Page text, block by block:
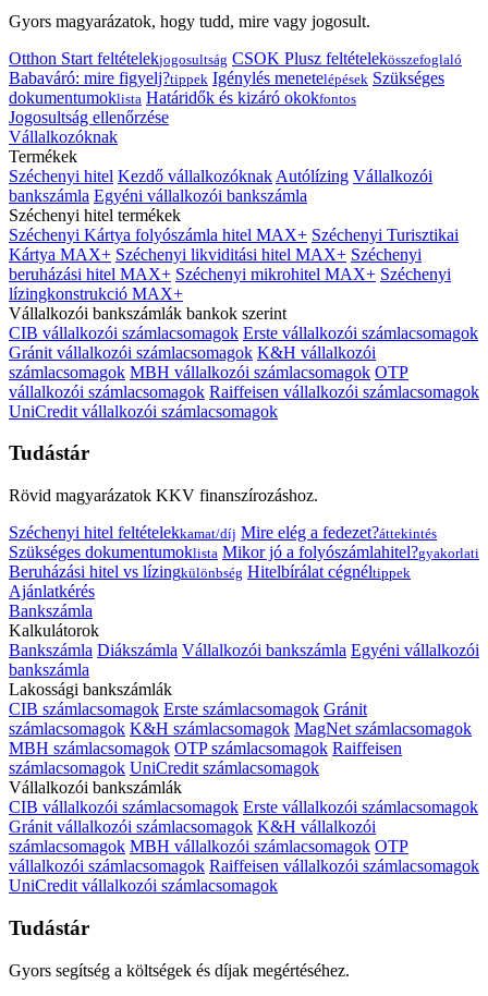
Gyors magyarázatok, hogy tudd, mire vagy jogosult.
Otthon Start feltételekjogosultság CSOK Plusz feltételekösszefoglaló
Babaváró: mire figyelj?tippek Igénylés menetelépések Szükséges
dokumentumoklista Határidők és kizáró okokfontos
Jogosultság ellenőrzése
Vállalkozóknak
Termékek
Széchenyi hitel Kezdő vállalkozóknak Autólízing Vállalkozói
bankszámla Egyéni vállalkozói bankszámla
Széchenyi hitel termékek
Széchenyi Kártya folyószámla hitel MAX+ Széchenyi Turisztikai
Kártya MAX+ Széchenyi likviditási hitel MAX+ Széchenyi
beruházási hitel MAX+ Széchenyi mikrohitel MAX+ Széchenyi
lízingkonstrukció MAX+
Vállalkozói bankszámlák bankok szerint
CIB vállalkozói számlacsomagok Erste vállalkozói számlacsomagok
Gránit vállalkozói számlacsomagok K&H vállalkozói
számlacsomagok MBH vállalkozói számlacsomagok OTP
vállalkozói számlacsomagok Raiffeisen vállalkozói számlacsomagok
UniCredit vállalkozói számlacsomagok
Tudástár
Rövid magyarázatok KKV finanszírozáshoz.
Széchenyi hitel feltételekkamat/díj Mire elég a fedezet?áttekintés
Szükséges dokumentumoklista Mikor jó a folyószámlahitel?gyakorlati
Beruházási hitel vs lízingkülönbség Hitelbírálat cégnéltippek
Ajánlatkérés
Bankszámla
Kalkulátorok
Bankszámla Diákszámla Vállalkozói bankszámla Egyéni vállalkozói
bankszámla
Lakossági bankszámlák
CIB számlacsomagok Erste számlacsomagok Gránit
számlacsomagok K&H számlacsomagok MagNet számlacsomagok
MBH számlacsomagok OTP számlacsomagok Raiffeisen
számlacsomagok UniCredit számlacsomagok
Vállalkozói bankszámlák
CIB vállalkozói számlacsomagok Erste vállalkozói számlacsomagok
Gránit vállalkozói számlacsomagok K&H vállalkozói
számlacsomagok MBH vállalkozói számlacsomagok OTP
vállalkozói számlacsomagok Raiffeisen vállalkozói számlacsomagok
UniCredit vállalkozói számlacsomagok
Tudástár
Gyors segítség a költségek és díjak megértéséhez.